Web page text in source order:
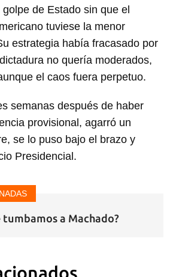
de Estado sin que el
tuviese la menor
estrategia había fracasado por
no quería moderados,
el caos fuera perpetuo.
semanas después de haber
provisional, agarró un
se lo puso bajo el brazo y
Presidencial.
tumbamos a Machado?